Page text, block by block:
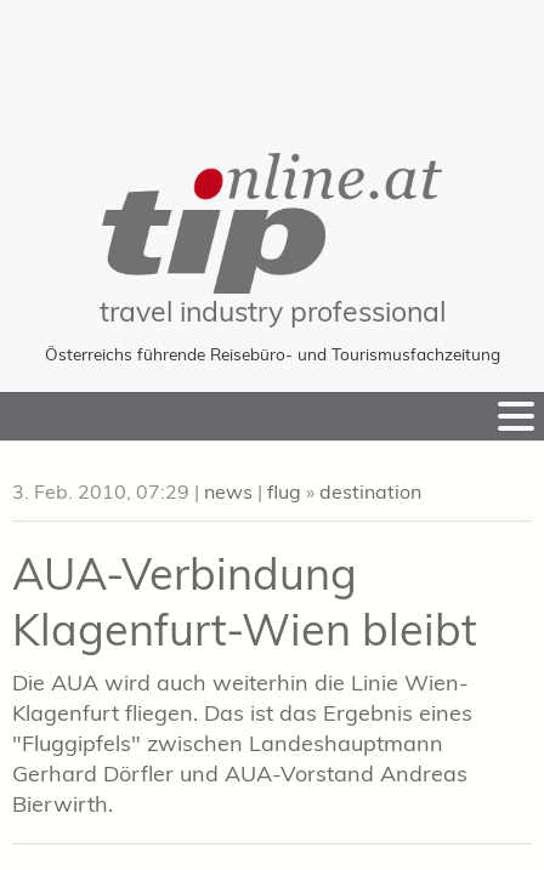
travel industry professional
Österreichs führende Reisebüro- und Tourismusfachzeitung
to
3. Feb. 2010, 07:29 | news | flug » destination
AUA-Verbindung
Klagenfurt-Wien bleibt
Die AUA wird auch weiterhin die Linie Wien-
Klagenfurt fliegen. Das ist das Ergebnis eines
"Fluggipfels" zwischen Landeshauptmann
Gerhard Dörfler und AUA-Vorstand Andreas
Bierwirth.